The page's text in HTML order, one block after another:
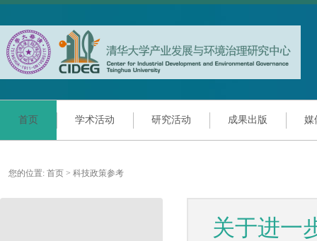
首页 学术活动 研究活动 成果出版 媒
您的位置: 首页 > 科技政策参考
关于进一